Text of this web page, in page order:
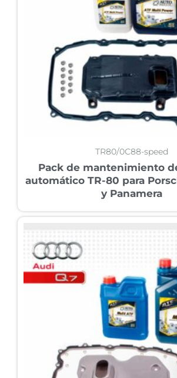
TR80/0C88-speed
Pack de mantenimiento
automático TR-80 para
y Panamera